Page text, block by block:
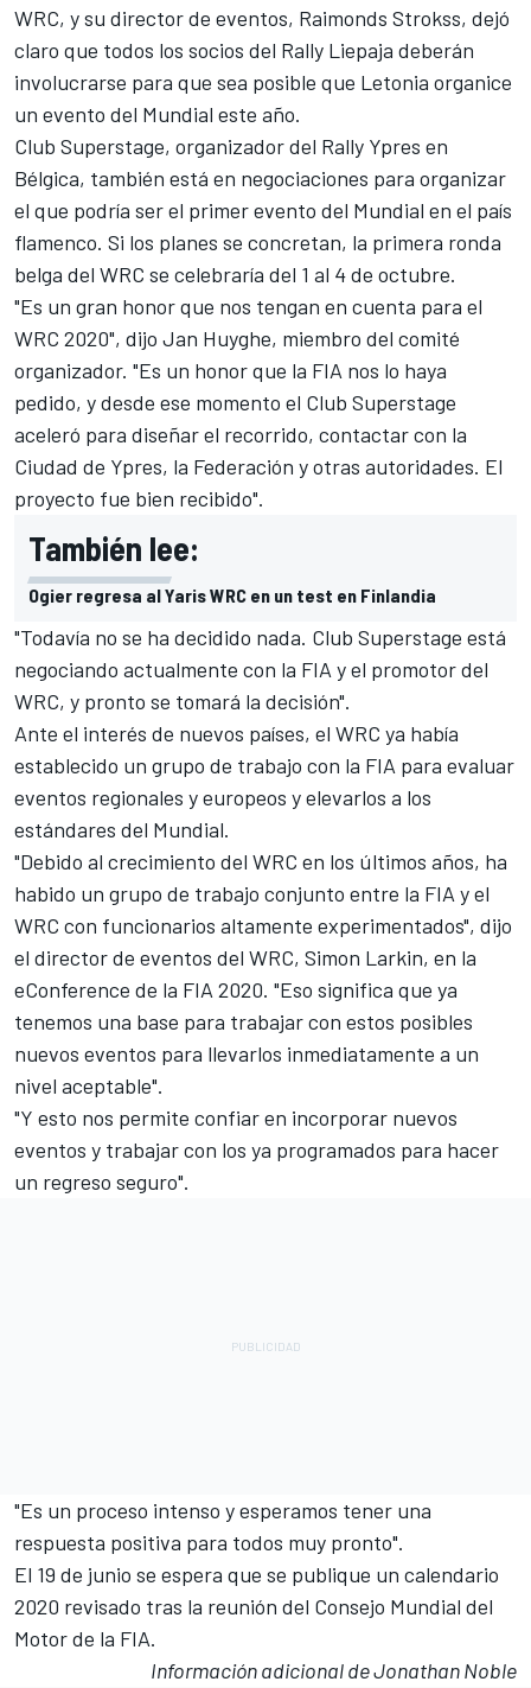
WRC, y su director de eventos, Raimonds Strokss, dejó
claro que todos los socios del Rally Liepaja deberán
involucrarse para que sea posible que Letonia organice
un evento del Mundial este año.
Club Superstage, organizador del Rally Ypres en
Bélgica, también está en negociaciones para organizar
el que podría ser el primer evento del Mundial en el país
flamenco. Si los planes se concretan, la primera ronda
belga del WRC se celebraría del 1 al 4 de octubre.
"Es un gran honor que nos tengan en cuenta para el
WRC 2020", dijo Jan Huyghe, miembro del comité
organizador. "Es un honor que la FIA nos lo haya
pedido, y desde ese momento el Club Superstage
aceleró para diseñar el recorrido, contactar con la
Ciudad de Ypres, la Federación y otras autoridades. El
proyecto fue bien recibido".
También lee:
Ogier regresa al Yaris WRC en un test en Finlandia
"Todavía no se ha decidido nada. Club Superstage está
negociando actualmente con la FIA y el promotor del
WRC, y pronto se tomará la decisión".
Ante el interés de nuevos países, el WRC ya había
establecido un grupo de trabajo con la FIA para evaluar
eventos regionales y europeos y elevarlos a los
estándares del Mundial.
"Debido al crecimiento del WRC en los últimos años, ha
habido un grupo de trabajo conjunto entre la FIA y el
WRC con funcionarios altamente experimentados", dijo
el director de eventos del WRC, Simon Larkin, en la
eConference de la FIA 2020. "Eso significa que ya
tenemos una base para trabajar con estos posibles
nuevos eventos para llevarlos inmediatamente a un
nivel aceptable".
"Y esto nos permite confiar en incorporar nuevos
eventos y trabajar con los ya programados para hacer
un regreso seguro".
"Es un proceso intenso y esperamos tener una
respuesta positiva para todos muy pronto".
El 19 de junio se espera que se publique un calendario
2020 revisado tras la reunión del Consejo Mundial del
Motor de la FIA.
Información adicional de Jonathan Noble